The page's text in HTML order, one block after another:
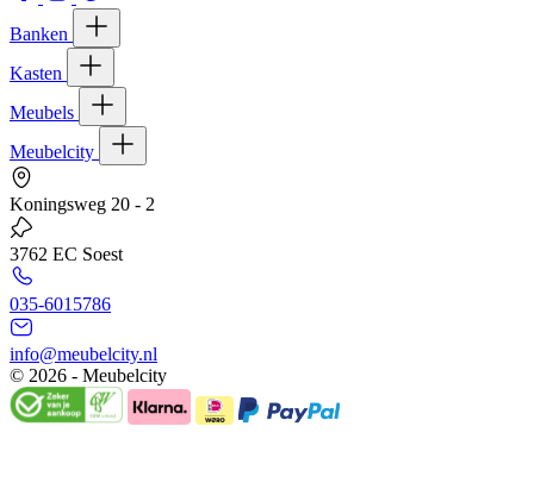
Banken
Kasten
Meubels
Meubelcity
Koningsweg 20 - 2
3762 EC Soest
035-6015786
info@meubelcity.nl
© 2026 - Meubelcity